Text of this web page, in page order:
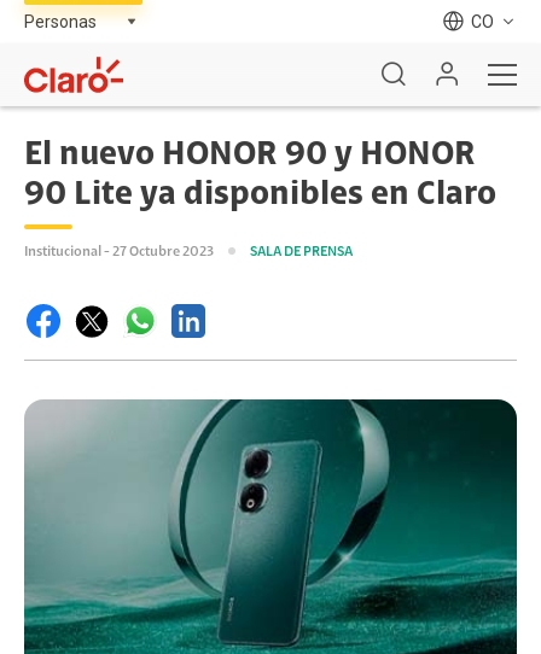
CO
El nuevo HONOR 90 y HONOR
90 Lite ya disponibles en Claro
Institucional - 27 Octubre 2023 SALA DE PRENSA